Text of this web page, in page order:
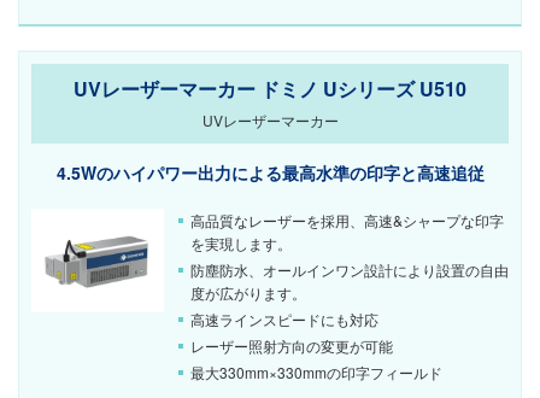
UVレーザーマーカー ドミノ Uシリーズ U510
UVレーザーマーカー
4.5Wのハイパワー出力による最高水準の印字と高速追従
高品質なレーザーを採用、高速&シャープな印字
を実現します。
防塵防水、オールインワン設計により設置の自由
度が広がります。
高速ラインスピードにも対応
レーザー照射方向の変更が可能
最大330mm×330mmの印字フィールド